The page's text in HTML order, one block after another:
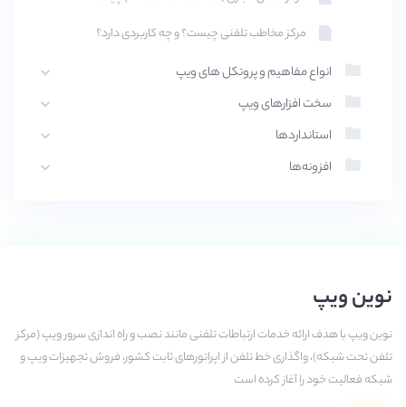
مرکز مخاطب تلفنی چیست؟ و چه کاربردی دارد؟
انواع مفاهیم و پروتکل های ویپ
سخت افزارهای ویپ
استانداردها
افزونه‌ها
نوین ویپ
نوین ویپ با هدف ارائه خدمات ارتباطات تلفنی مانند نصب و راه اندازی سرور ویپ (مرکز
تلفن تحت شبکه)، واگذاری خط تلفن از اپراتورهای ثابت کشور، فروش تجهیزات ویپ و
شبکه فعالیت خود را آغاز کرده است